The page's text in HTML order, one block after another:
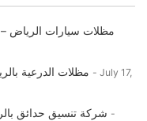
مظلات سيارات الرياض
مظلات الدرعية بالرياض:
July 17,
شركة تنسيق حدائق